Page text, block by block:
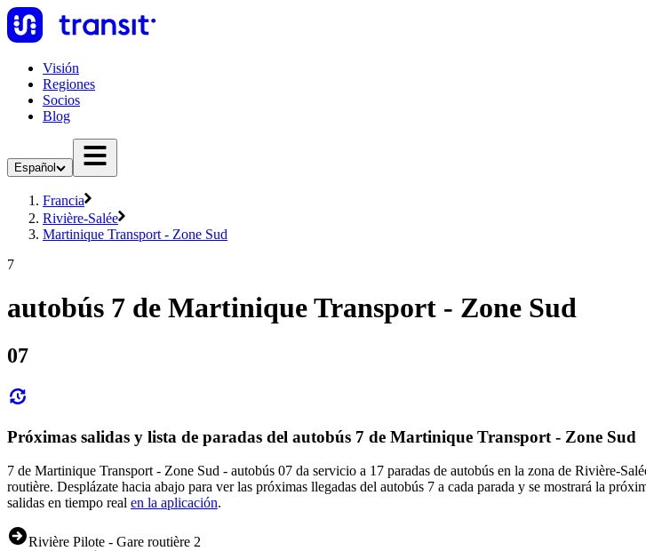
Visión
Regiones
Socios
Blog
Español
Francia
Rivière-Salée
Martinique Transport - Zone Sud
7
autobús 7 de Martinique Transport - Zone Sud
07
Próximas salidas y lista de paradas del autobús 7 de Martinique Transport - Zone Sud
7 de Martinique Transport - Zone Sud - autobús 07 da servicio a 17 paradas de autobús en la zona de Rivière-
routière. Desplázate hacia abajo para ver las próximas llegadas del autobús 7 a cada parada y se mostrará la
salidas en tiempo real en la aplicación.
Rivière Pilote - Gare routière 2